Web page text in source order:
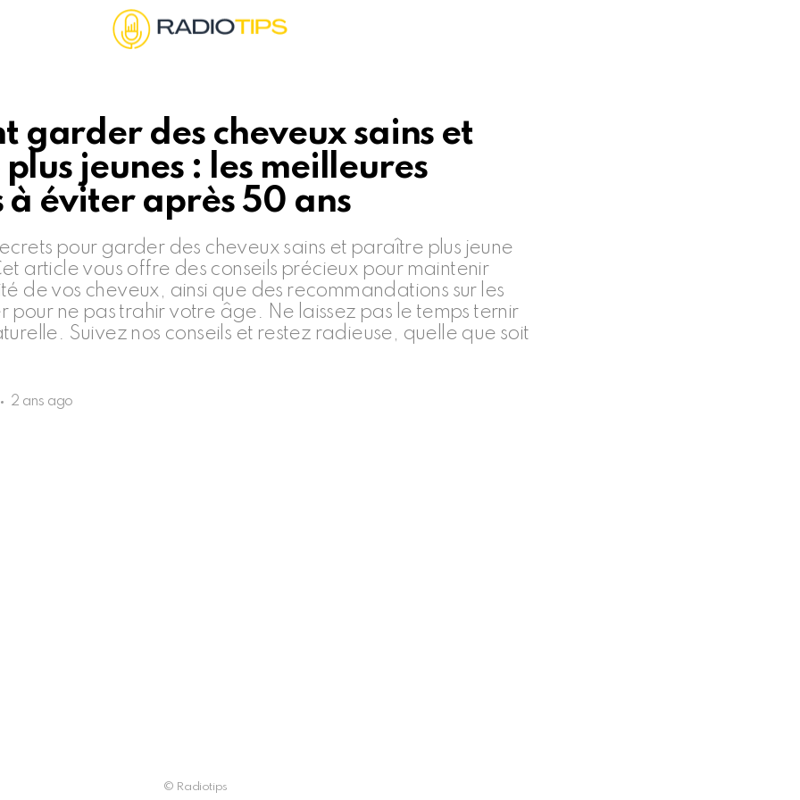
garder des cheveux sains et
jeunes : les meilleures
à éviter après 50 ans
pour garder des cheveux sains et paraître plus jeune
article vous offre des conseils précieux pour maintenir
de vos cheveux, ainsi que des recommandations sur les
pour ne pas trahir votre âge. Ne laissez pas le temps ternir
Suivez nos conseils et restez radieuse, quelle que soit
2 ans ago
© Radiotips